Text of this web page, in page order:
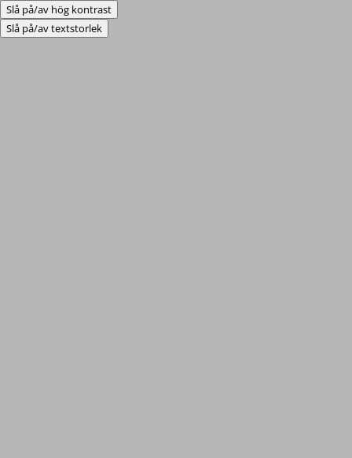
Slå på/av hög kontrast
Slå på/av textstorlek